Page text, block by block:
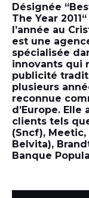
Désignée
The Year
l’année au
est une
spécialisée
innovants qui
publicité
plusieurs
reconnue
d’Europe. Elle
clients tels
(Sncf),
Belvita),
Banque